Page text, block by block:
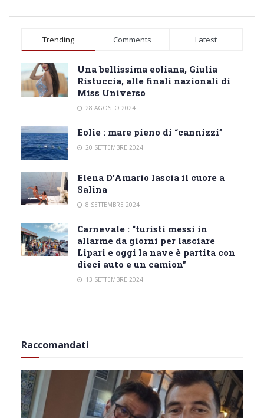
Trending Comments Latest
Una bellissima eoliana, Giulia
Ristuccia, alle finali nazionali di
Miss Universo
28 AGOSTO 2024
Eolie : mare pieno di “cannizzi”
20 SETTEMBRE 2024
Elena D’Amario lascia il cuore a
Salina
8 SETTEMBRE 2024
Carnevale : “turisti messi in
allarme da giorni per lasciare
Lipari e oggi la nave è partita con
dieci auto e un camion”
13 SETTEMBRE 2024
Raccomandati